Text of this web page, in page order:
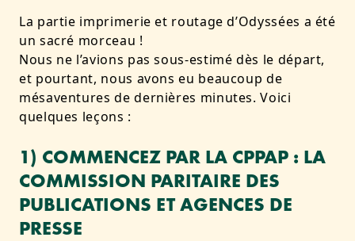
La partie imprimerie et routage d’Odyssées a été
un sacré morceau !
Nous ne l’avions pas sous-estimé dès le départ,
et pourtant, nous avons eu beaucoup de
mésaventures de dernières minutes. Voici
quelques leçons :
1) COMMENCEZ PAR LA CPPAP : LA
COMMISSION PARITAIRE DES
PUBLICATIONS ET AGENCES DE
PRESSE